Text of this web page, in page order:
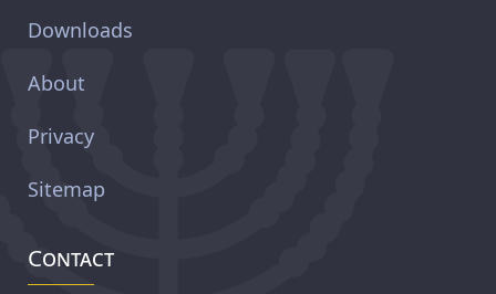
Downloads
About
Privacy
Sitemap
Contact